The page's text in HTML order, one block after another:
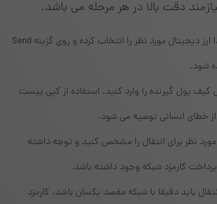
دقت بالا در هر مرحله می باشد.
ابتدا ارز دیجیتال مورد نظر را انتخاب کرده و روی گزینه Send
شود.
کیف پول گیرنده را وارد کنید. استفاده از کپی پیست
مورد نظر برای انتقال را مشخص کنید و توجه داشته
کارمزد شبکه وجود داشته باشد.
باید دقیقا با شبکه مقصد یکسان باشد. کارمزد